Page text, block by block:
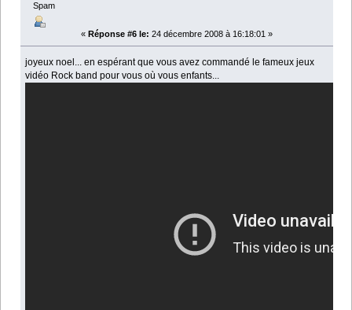
Spam
« Réponse #6 le: 24 décembre 2008 à 16:18:01 »
joyeux noel... en espérant que vous avez commandé le fameux jeux
vidéo Rock band pour vous où vous enfants...